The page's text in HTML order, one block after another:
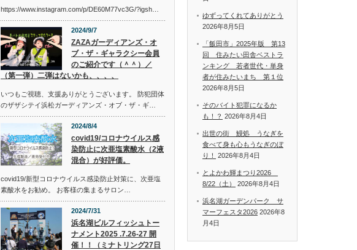
https://www.instagram.com/p/DE60M77vc3G/?igsh…
2024/9/7
ZAZAガーディアンズ・オ
ブ・ザ・ギャラクシー会員
のご紹介です（＾＾）／
（第一弾）二弾はないかも、、、、
いつもご視聴、支援ありがとうございます。 防犯団体
のザザシテイ浜松ガーディアンズ・オブ・ザ・ギ…
2024/8/4
covid19/コロナウイルス感
染防止に次亜塩素酸水（2液
混合）が好評価。
covid19/新型コロナウイルス感染防止対策に、次亜塩
素酸水をお勧め。 お客様の集まるサロン…
2024/7/31
浜名湖ビルフィッシュトー
ナメント2025 .7.26-27 開
催！！（ミナトリング27日
ゆずってくれてありがとう
2026年8月5日
「飯田市」2025年版 第13
回 住みたい田舎ベストラ
ンキング 若者世代・単身
者が住みたいまち 第１位
2026年8月5日
そのバイト犯罪になるか
も！？ 2026年8月4日
出世の街 鰻処 うなぎを
食べて身も心もうなぎのぼ
り！
2026年8月4日
とよかわ輝まつり2026
8/22（土）
2026年8月4日
浜名湖ガーデンパーク サ
マーフェスタ2026 2026年8
月4日